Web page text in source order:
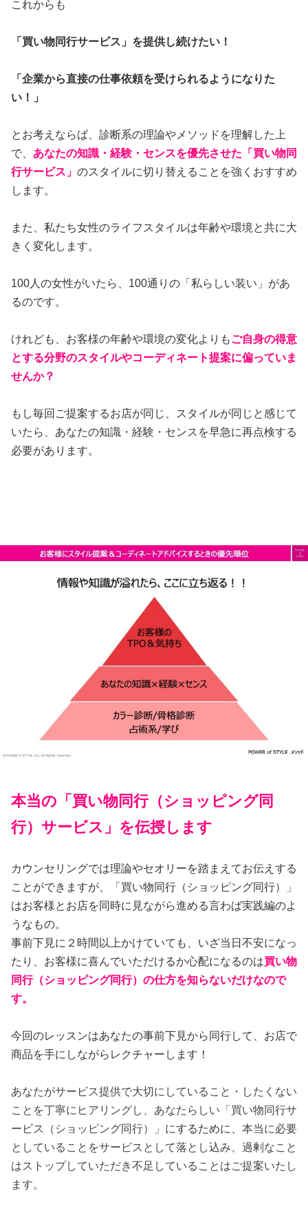
これからも
「買い物同行サービス」を提供し続けたい！
「企業から直接の仕事依頼を受けられるようになりた
い！」
とお考えならば、 診断系の理論やメソッドを理解した上
で、 あなたの知識・経験・センスを優先させた 「買い物同
行サービス」 のスタイルに切り替えることを強くおすすめ
します。
また、私たち女性のライフスタイルは年齢や環境と共に大
きく変化します。
100人の女性がいたら、100通りの「私らしい装い」があ
るのです。
けれども、お客様の年齢や環境の変化よりもご自身の得意
とする分野のスタイルやコーディネート提案に偏っていま
せんか？
もし毎回ご提案するお店が同じ、スタイルが同じと感じて
いたら、あなたの知識・経験・センスを早急に再点検する
必要があります。
本当の「買い物同行（ショッピング同
行）サービス」を伝授します
カウンセリングでは理論やセオリーを踏まえてお伝えする
ことができますが、「買い物同行（ショッピング同行）」
はお客様とお店を同時に見ながら進める言わば実践編のよ
うなもの。
事前下見に２時間以上かけていても、いざ当日不安になっ
たり、お客様に喜んでいただけるか心配になるのは買い物
同行（ショッピング同行）の仕方を知らないだけなので
す。
今回のレッスンはあなたの事前下見から同行して、お店で
商品を手にしながらレクチャーします！
あなたがサービス提供で大切にしていること・したくない
ことを丁寧にヒアリングし、あなたらしい「買い物同行サ
ービス（ショッピング同行）」にするために、 本当に必要
としていることをサービスとして落とし込み、過剰なこと
はストップしていただき不足していることはご提案いたし
ます。